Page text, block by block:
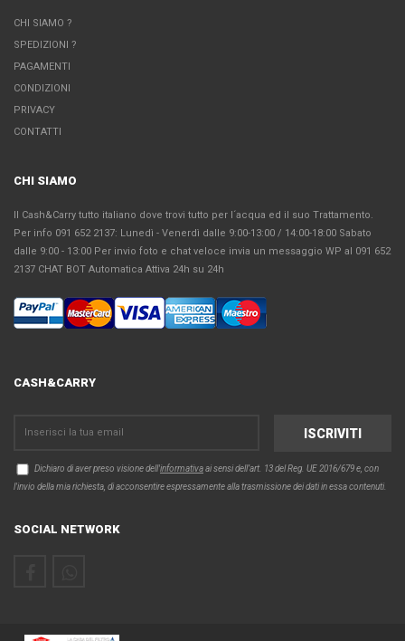
CHI SIAMO ?
SPEDIZIONI ?
PAGAMENTI
CONDIZIONI
PRIVACY
CONTATTI
CHI SIAMO
Il Cash&Carry tutto italiano dove trovi tutto per l´acqua ed il suo Trattamento.
Per info 091 652 2137: Lunedì - Venerdì dalle 9:00-13:00 / 14:00-18:00 Sabato
dalle 9:00 - 13:00 Per invio foto e chat veloce invia un messaggio WP al 091 652
2137 CHAT BOT Automatica Attiva 24h su 24h
CASH&CARRY
Dichiaro di aver preso visione dell'informativaai sensi dell’art. 13 del Reg. UE 2016/679 e, con
l'invio della mia richiesta, di acconsentire espressamente alla trasmissione dei dati in essa contenuti.
SOCIAL NETWORK